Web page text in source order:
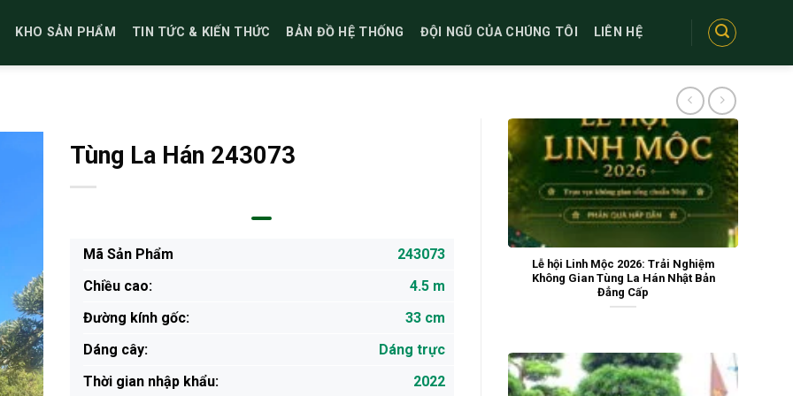
KHO SẢN PHẨM TIN TỨC & KIẾN THỨC BẢN ĐỒ HỆ THỐNG ĐỘI NGŨ CỦA CHÚNG TÔI LIÊN HỆ
Lễ hội Linh Mộc 2026: Trải Nghiệm
Không Gian Tùng La Hán Nhật Bản
Đẳng Cấp
Tùng La Hán 243073
Mã Sản Phẩm
243073
Chiều cao:
4.5 m
Đường kính gốc:
33 cm
Dáng cây:
Dáng trực
Thời gian nhập khẩu:
2022